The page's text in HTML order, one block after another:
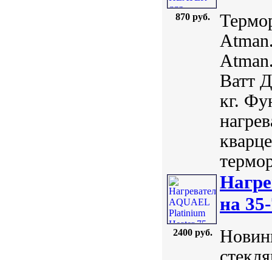
870 руб.
Ватт
кг.
2400 руб.
на